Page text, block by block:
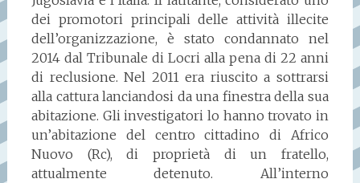
dei promotori principali delle attività illecite
dell’organizzazione, è stato condannato nel
2014 dal Tribunale di Locri alla pena di 22 anni
di reclusione. Nel 2011 era riuscito a sottrarsi
alla cattura lanciandosi da una finestra della sua
abitazione. Gli investigatori lo hanno trovato in
un’abitazione del centro cittadino di Africo
Nuovo (Rc), di proprietà di un fratello,
attualmente detenuto. All’interno